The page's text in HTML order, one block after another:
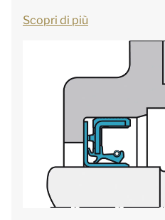
Scopri di più